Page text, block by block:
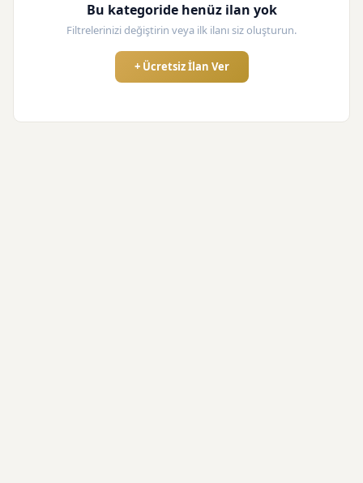
Bu kategoride henüz ilan yok
Filtrelerinizi değiştirin veya ilk ilanı siz oluşturun.
+ Ücretsiz İlan Ver